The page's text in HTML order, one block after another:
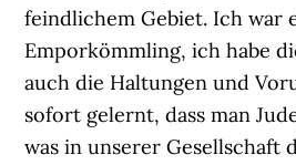
feindlichem Gebiet. Ich war
Emporkömmling, ich habe
auch die Haltungen und
sofort gelernt, dass man
was in unserer Gesellschaft